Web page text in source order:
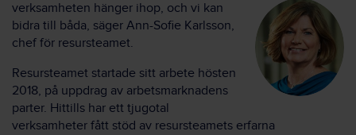
verksamheten hänger ihop, och vi kan
bidra till båda, säger Ann-Sofie Karlsson,
chef för resursteamet.
Resursteamet startade sitt arbete hösten
2018, på uppdrag av arbetsmarknadens
parter. Hittills har ett tjugotal
verksamheter fått stöd av resursteamets erfarna